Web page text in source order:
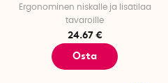
Ergonominen niskalle ja lisätilaa
tavaroille
24.67 €
Osta